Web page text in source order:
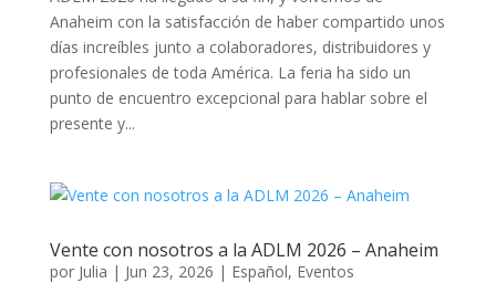
Anaheim con la satisfacción de haber compartido unos
días increíbles junto a colaboradores, distribuidores y
profesionales de toda América. La feria ha sido un
punto de encuentro excepcional para hablar sobre el
presente y...
Vente con nosotros a la ADLM 2026 – Anaheim
por Julia | Jun 23, 2026 | Español, Eventos